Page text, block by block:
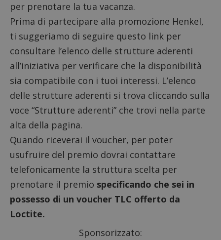
per prenotare la tua vacanza.
Prima di partecipare alla promozione Henkel,
ti suggeriamo di seguire questo link per
consultare l’elenco delle strutture aderenti
all’iniziativa per verificare che la disponibilità
sia compatibile con i tuoi interessi. L’elenco
delle strutture aderenti si trova cliccando sulla
voce “Strutture aderenti” che trovi nella parte
alta della pagina.
Quando riceverai il voucher, per poter
usufruire del premio dovrai contattare
telefonicamente la struttura scelta per
prenotare il premio specificando che sei in
possesso di un voucher TLC offerto da
Loctite.
Sponsorizzato: